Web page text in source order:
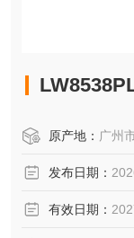
原产地： 广州
发布日期：
有效日期：